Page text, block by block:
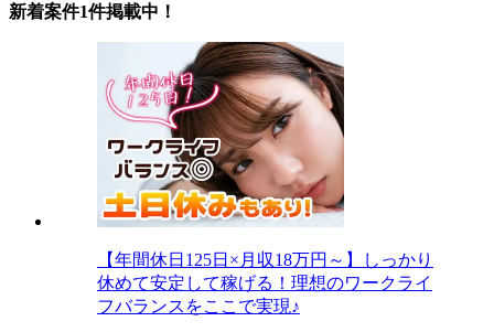
新着案件1件掲載中！
【年間休日125日×月収18万円～】しっかり
休めて安定して稼げる！理想のワークライ
フバランスをここで実現♪